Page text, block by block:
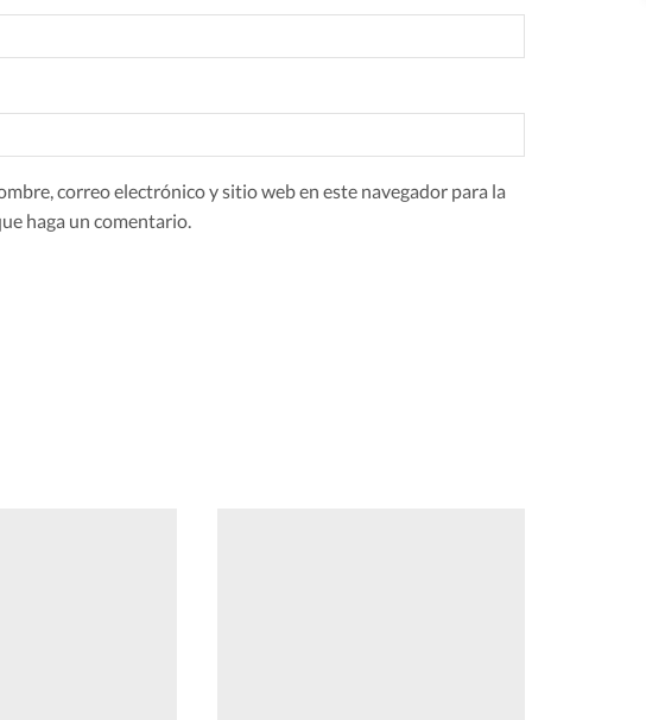
correo electrónico y sitio web en este navegador para la
haga un comentario.